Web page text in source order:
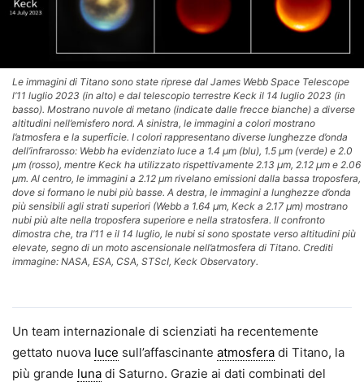
Le immagini di Titano sono state riprese dal James Webb Space Telescope
l’11 luglio 2023 (in alto) e dal telescopio terrestre Keck il 14 luglio 2023 (in
basso). Mostrano nuvole di metano (indicate dalle frecce bianche) a diverse
altitudini nell’emisfero nord. A sinistra, le immagini a colori mostrano
l’atmosfera e la superficie. I colori rappresentano diverse lunghezze d’onda
dell’infrarosso: Webb ha evidenziato luce a 1.4 µm (blu), 1.5 µm (verde) e 2.0
µm (rosso), mentre Keck ha utilizzato rispettivamente 2.13 µm, 2.12 µm e 2.06
µm. Al centro, le immagini a 2.12 µm rivelano emissioni dalla bassa troposfera,
dove si formano le nubi più basse. A destra, le immagini a lunghezze d’onda
più sensibili agli strati superiori (Webb a 1.64 µm, Keck a 2.17 µm) mostrano
nubi più alte nella troposfera superiore e nella stratosfera. Il confronto
dimostra che, tra l’11 e il 14 luglio, le nubi si sono spostate verso altitudini più
elevate, segno di un moto ascensionale nell’atmosfera di Titano. Crediti
immagine: NASA, ESA, CSA, STScI, Keck Observatory.
Un team internazionale di scienziati ha recentemente
gettato nuova luce sull’affascinante atmosfera di Titano, la
più grande luna di Saturno. Grazie ai dati combinati del